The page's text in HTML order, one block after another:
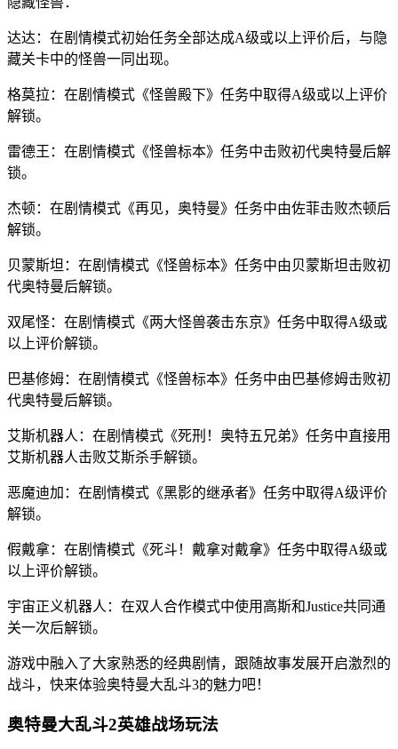
达达：在剧情模式初始任务全部达成A级或以上评价后，与隐
藏关卡中的怪兽一同出现。
格莫拉：在剧情模式《怪兽殿下》任务中取得A级或以上评价
解锁。
雷德王：在剧情模式《怪兽标本》任务中击败初代奥特曼后解
锁。
杰顿：在剧情模式《再见，奥特曼》任务中由佐菲击败杰顿后
解锁。
贝蒙斯坦：在剧情模式《怪兽标本》任务中由贝蒙斯坦击败初
代奥特曼后解锁。
双尾怪：在剧情模式《两大怪兽袭击东京》任务中取得A级或
以上评价解锁。
巴基修姆：在剧情模式《怪兽标本》任务中由巴基修姆击败初
代奥特曼后解锁。
艾斯机器人：在剧情模式《死刑！奥特五兄弟》任务中直接用
艾斯机器人击败艾斯杀手解锁。
恶魔迪加：在剧情模式《黑影的继承者》任务中取得A级评价
解锁。
假戴拿：在剧情模式《死斗！戴拿对戴拿》任务中取得A级或
以上评价解锁。
宇宙正义机器人：在双人合作模式中使用高斯和Justice共同通
关一次后解锁。
游戏中融入了大家熟悉的经典剧情，跟随故事发展开启激烈的
战斗，快来体验奥特曼大乱斗3的魅力吧！
奥特曼大乱斗2英雄战场玩法